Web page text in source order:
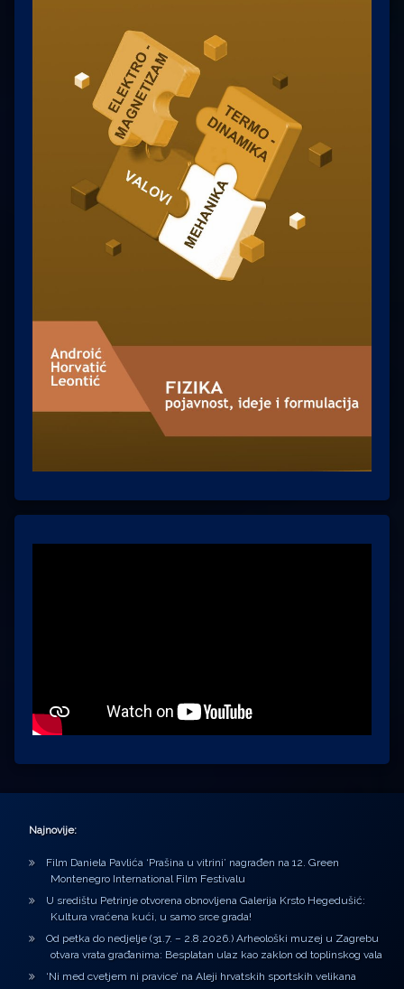
Najnovije:
Film Daniela Pavlića ‘Prašina u vitrini’ nagrađen na 12. Green
Montenegro International Film Festivalu
U središtu Petrinje otvorena obnovljena Galerija Krsto Hegedušić:
Kultura vraćena kući, u samo srce grada!
Od petka do nedjelje (31.7. – 2.8.2026.) Arheološki muzej u Zagrebu
otvara vrata građanima: Besplatan ulaz kao zaklon od toplinskog vala
‘Ni med cvetjem ni pravice’ na Aleji hrvatskih sportskih velikana